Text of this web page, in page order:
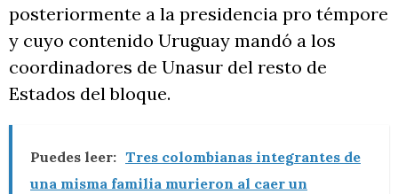
posteriormente a la presidencia pro témpore
y cuyo contenido Uruguay mandó a los
coordinadores de Unasur del resto de
Estados del bloque.
Puedes leer: Tres colombianas integrantes de
una misma familia murieron al caer un